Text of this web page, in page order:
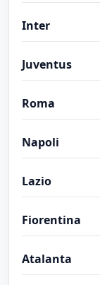
Inter
Juventus
Roma
Napoli
Lazio
Fiorentina
Atalanta